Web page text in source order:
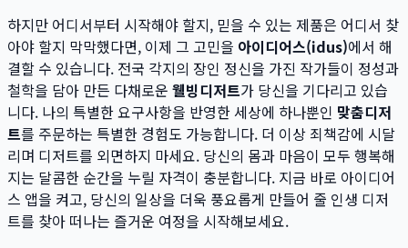
하지만 어디서부터 시작해야 할지, 믿을 수 있는 제품은 어디서 찾
아야 할지 막막했다면, 이제 그 고민을 아이디어스(idus)에서 해
결할 수 있습니다. 전국 각지의 장인 정신을 가진 작가들이 정성과
철학을 담아 만든 다채로운 웰빙디저트가 당신을 기다리고 있습
니다. 나의 특별한 요구사항을 반영한 세상에 하나뿐인 맞춤디저
트를 주문하는 특별한 경험도 가능합니다. 더 이상 죄책감에 시달
리며 디저트를 외면하지 마세요. 당신의 몸과 마음이 모두 행복해
지는 달콤한 순간을 누릴 자격이 충분합니다. 지금 바로 아이디어
스 앱을 켜고, 당신의 일상을 더욱 풍요롭게 만들어 줄 인생 디저
트를 찾아 떠나는 즐거운 여정을 시작해보세요.